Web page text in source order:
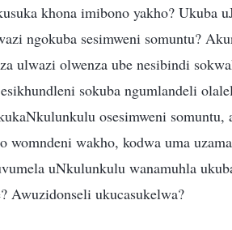
khona imibono yakho? Ukuba
ngokuba sesimweni somuntu?
ulwazi olwenza ube nesibindi
sokuba ngumlandeli
osesimweni
womndeni wakho, kodwa uma
uNkulunkulu wanamuhla
Awuzidonseli ukucasukelwa?